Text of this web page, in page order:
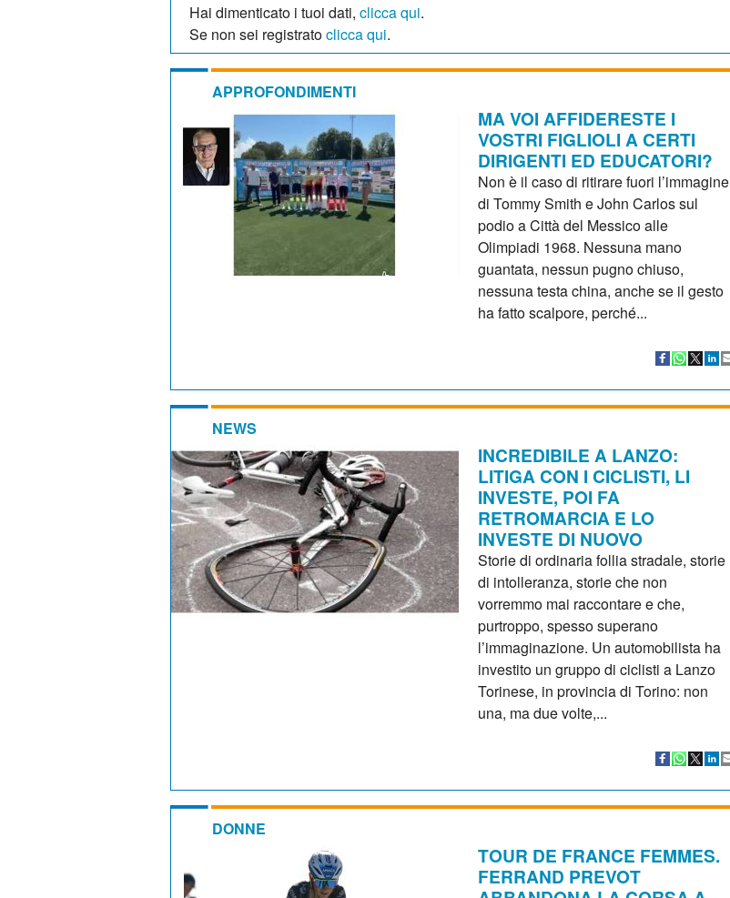
Hai dimenticato i tuoi dati, clicca qui.
Se non sei registratoclicca qui.
APPROFONDIMENTI
MA VOI AFFIDERESTE I
VOSTRI FIGLIOLI A CERTI
DIRIGENTI ED EDUCATORI?
Non è il caso di ritirare fuori l’immagine
di Tommy Smith e John Carlos sul
podio a Città del Messico alle
Olimpiadi 1968. Nessuna mano
guantata, nessun pugno chiuso,
nessuna testa china, anche se il gesto
ha fatto scalpore, perché...
NEWS
INCREDIBILE A LANZO:
LITIGA CON I CICLISTI, LI
INVESTE, POI FA
RETROMARCIA E LO
INVESTE DI NUOVO
Storie di ordinaria follia stradale, storie
di intolleranza, storie che non
vorremmo mai raccontare e che,
purtroppo, spesso superano
l’immaginazione. Un automobilista ha
investito un gruppo di ciclisti a Lanzo
Torinese, in provincia di Torino: non
una, ma due volte,...
DONNE
TOUR DE FRANCE FEMMES.
FERRAND PREVOT